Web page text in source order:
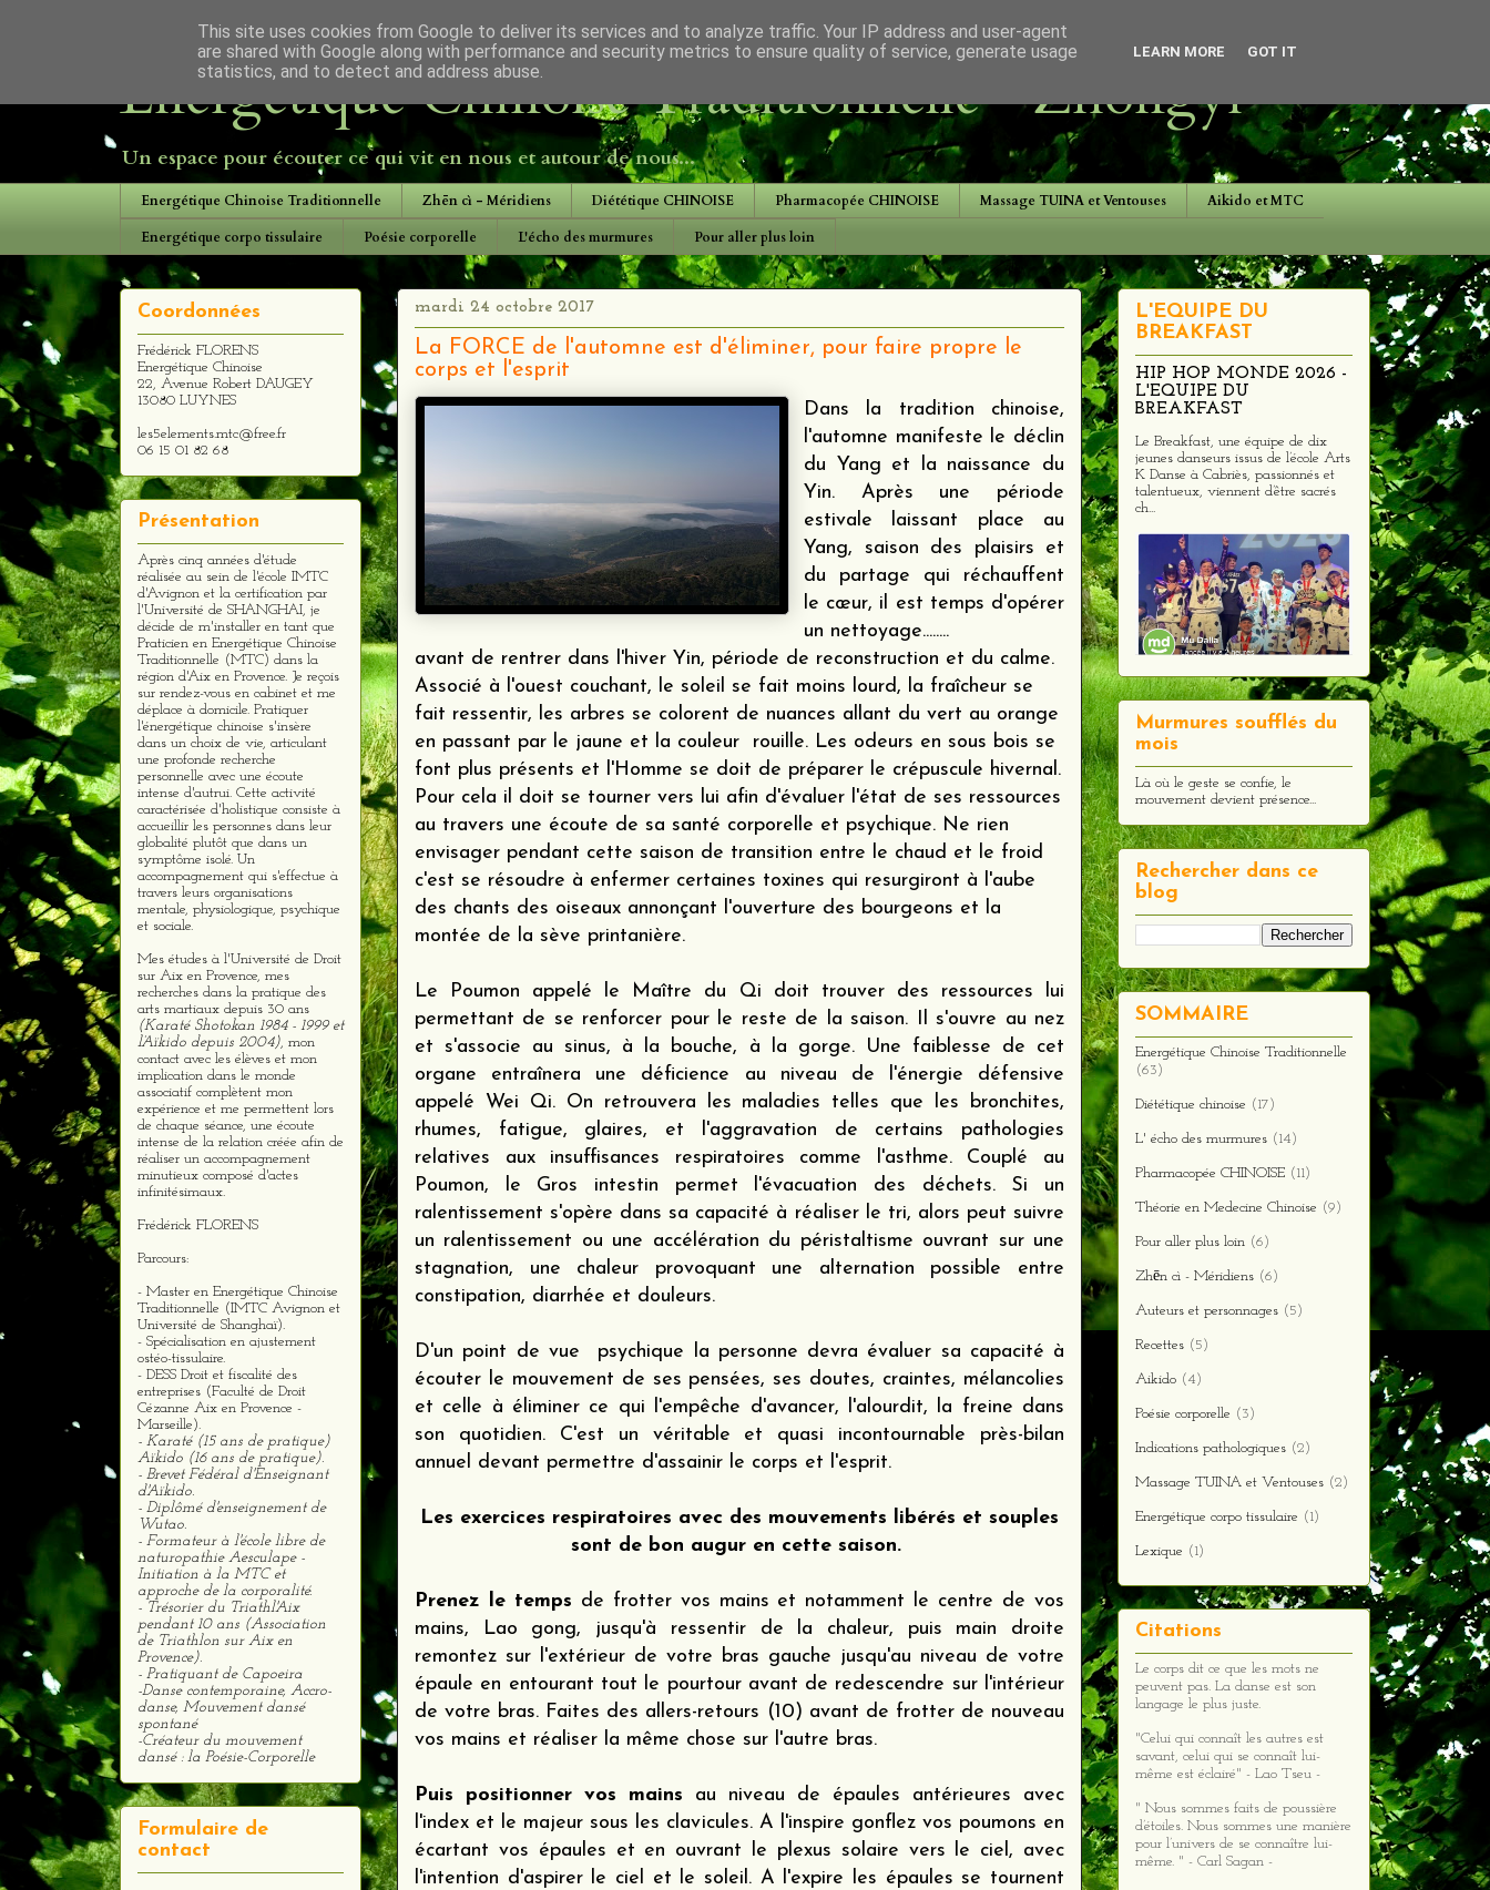
Energétique Chinoise Traditionnelle - Zhongyi
Un espace pour écouter ce qui vit en nous et autour de nous...
Energétique Chinoise Traditionnelle Zhēn cì - Méridiens Diététique CHINOISE Pharmacopée CHINOISE Massage TUINA et Ventouses Aikido et MTC
Energétique corpo tissulaire Poésie corporelle L'écho des murmures Pour aller plus loin
mardi 24 octobre 2017
La FORCE de l'automne est d'éliminer, pour faire propre le
corps et l'esprit
Dans la tradition chinoise,
l'automne manifeste le déclin
du Yang et la naissance du
Yin. Après une période
estivale laissant place au
Yang, saison des plaisirs et
du partage qui réchauffent
le cœur, il est temps d'opérer
un nettoyage........
avant de rentrer dans l'hiver Yin, période de reconstruction et du calme.
Associé à l'ouest couchant, le soleil se fait moins lourd, la fraîcheur se
fait ressentir, les arbres se colorent de nuances allant du vert au orange
en passant par le jaune et la couleur rouille. Les odeurs en sous bois se
font plus présents et l'Homme se doit de préparer le crépuscule hivernal.
Pour cela il doit se tourner vers lui afin d'évaluer l'état de ses ressources
au travers une écoute de sa santé corporelle et psychique. Ne rien
envisager pendant cette saison de transition entre le chaud et le froid
c'est se résoudre à enfermer certaines toxines qui resurgiront à l'aube
des chants des oiseaux annonçant l'ouverture des bourgeons et la
montée de la sève printanière.
Le Poumon appelé le Maître du Qi doit trouver des ressources lui
permettant de se renforcer pour le reste de la saison. Il s'ouvre au nez
et s'associe au sinus, à la bouche, à la gorge. Une faiblesse de cet
organe entraînera une déficience au niveau de l'énergie défensive
appelé Wei Qi. On retrouvera les maladies telles que les bronchites,
rhumes, fatigue, glaires, et l'aggravation de certains pathologies
relatives aux insuffisances respiratoires comme l'asthme. Couplé au
Poumon, le Gros intestin permet l'évacuation des déchets. Si un
ralentissement s'opère dans sa capacité à réaliser le tri, alors peut suivre
un ralentissement ou une accélération du péristaltisme ouvrant sur une
stagnation, une chaleur provoquant une alternation possible entre
constipation, diarrhée et douleurs.
D'un point de vue psychique la personne devra évaluer sa capacité à
écouter le mouvement de ses pensées, ses doutes, craintes, mélancolies
et celle à éliminer ce qui l'empêche d'avancer, l'alourdit, la freine dans
son quotidien. C'est un véritable et quasi incontournable près-bilan
annuel devant permettre d'assainir le corps et l'esprit.
Les exercices respiratoires avec des mouvements libérés et souples
sont de bon augur en cette saison.
Prenez le temps de frotter vos mains et notamment le centre de vos
mains, Lao gong, jusqu'à ressentir de la chaleur, puis main droite
remontez sur l'extérieur de votre bras gauche jusqu'au niveau de votre
épaule en entourant tout le pourtour avant de redescendre sur l'intérieur
de votre bras. Faites des allers-retours (10) avant de frotter de nouveau
vos mains et réaliser la même chose sur l'autre bras.
Puis positionner vos mains au niveau de épaules antérieures avec
l'index et le majeur sous les clavicules. A l'inspire gonflez vos poumons en
écartant vos épaules et en ouvrant le plexus solaire vers le ciel, avec
l'intention d'aspirer le ciel et le soleil. A l'expire les épaules se tournent
Coordonnées
Frédérick FLORENS
Energétique Chinoise
22, Avenue Robert DAUGEY
13080 LUYNES
les5elements.mtc@free.fr
06 15 01 82 68
Présentation
Après cinq années d'étude
réalisée au sein de l'école IMTC
d'Avignon et la certification par
l'Université de SHANGHAI, je
décide de m'installer en tant que
Praticien en Energétique Chinoise
Traditionnelle (MTC) dans la
région d'Aix en Provence. Je reçois
sur rendez-vous en cabinet et me
déplace à domicile. Pratiquer
l'énergétique chinoise s'insère
dans un choix de vie, articulant
une profonde recherche
personnelle avec une écoute
intense d'autrui. Cette activité
caractérisée d'holistique consiste à
accueillir les personnes dans leur
globalité plutôt que dans un
symptôme isolé. Un
accompagnement qui s'effectue à
travers leurs organisations
mentale, physiologique, psychique
et sociale.
Mes études à l'Université de Droit
sur Aix en Provence, mes
recherches dans la pratique des
arts martiaux depuis 30 ans
(Karaté Shotokan 1984 - 1999 et
l’Aïkido depuis 2004), mon
contact avec les élèves et mon
implication dans le monde
associatif complètent mon
expérience et me permettent lors
de chaque séance, une écoute
intense de la relation créée afin de
réaliser un accompagnement
minutieux composé d'actes
infinitésimaux.
Frédérick FLORENS
Parcours:
- Master en Energétique Chinoise
Traditionnelle (IMTC Avignon et
Université de Shanghaï).
- Spécialisation en ajustement
ostéo-tissulaire.
- DESS Droit et fiscalité des
entreprises (Faculté de Droit
Cézanne Aix en Provence -
Marseille).
- Karaté (15 ans de pratique)
Aïkido (16 ans de pratique).
- Brevet Fédéral d'Enseignant
d'Aïkido.
- Diplômé d'enseignement de
Wutao.
- Formateur à l'école libre de
naturopathie Aesculape -
Initiation à la MTC et
approche de la corporalité.
- Trésorier du Triathl'Aix
pendant 10 ans (Association
de Triathlon sur Aix en
Provence).
- Pratiquant de Capoeira
-Danse contemporaine, Accro-
danse, Mouvement dansé
spontané
-Créateur du mouvement
dansé : la Poésie-Corporelle
Formulaire de
contact
L'EQUIPE DU
BREAKFAST
HIP HOP MONDE 2026 -
L'EQUIPE DU
BREAKFAST
Le Breakfast, une équipe de dix
jeunes danseurs issus de l’école Arts
K Danse à Cabriès, passionnés et
talentueux, viennent d’être sacrés
ch...
Murmures soufflés du
mois
Là où le geste se confie, le
mouvement devient présence...
Rechercher dans ce
blog
SOMMAIRE
Energétique Chinoise Traditionnelle
(63)
Diététique chinoise (17)
L' écho des murmures (14)
Pharmacopée CHINOISE (11)
Théorie en Medecine Chinoise (9)
Pour aller plus loin (6)
Zhēn cì - Méridiens (6)
Auteurs et personnages (5)
Recettes (5)
Aikido (4)
Poésie corporelle (3)
Indications pathologiques (2)
Massage TUINA et Ventouses (2)
Energétique corpo tissulaire (1)
Lexique (1)
Citations
Le corps dit ce que les mots ne
peuvent pas. La danse est son
langage le plus juste.
"Celui qui connaît les autres est
savant, celui qui se connaît lui-
même est éclairé" - Lao Tseu -
" Nous sommes faits de poussière
d’étoiles. Nous sommes une manière
pour l’univers de se connaître lui-
même. " - Carl Sagan -
This site uses cookies from Google to deliver its services and to analyze traffic. Your IP address and user-agent
are shared with Google along with performance and security metrics to ensure quality of service, generate usage
statistics, and to detect and address abuse.
LEARN MORE GOT IT